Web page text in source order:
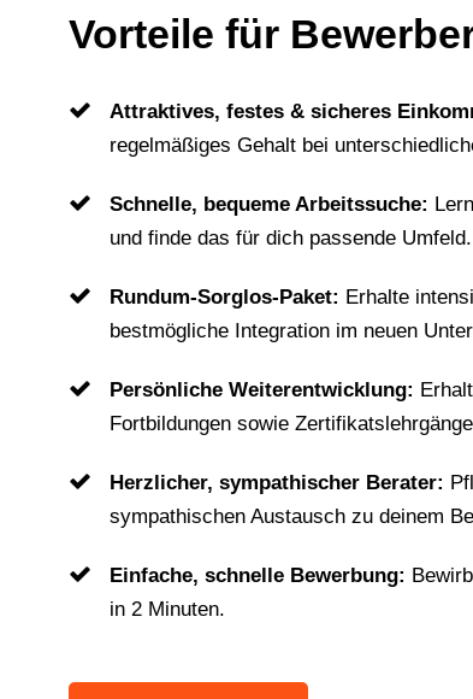
Vorteile für
Attraktives, festes & sicheres
regelmäßiges Gehalt bei
Schnelle, bequeme Arbeitssuche:
und finde das für dich passende Umfeld.
Rundum-Sorglos-Paket: Erhalte
bestmögliche Integration im neuen
Persönliche Weiterentwicklung:
Fortbildungen sowie
Herzlicher, sympathischer Berater:
sympathischen Austausch zu deinem
Einfache, schnelle Bewerbung:
in 2 Minuten.